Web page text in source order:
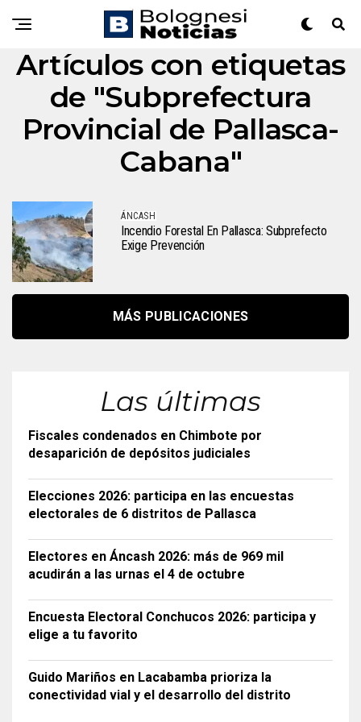
Artículos con etiquetas
de "Subprefectura
Provincial de Pallasca-
Cabana"
ÁNCASH
Incendio Forestal En Pallasca: Subprefecto
Exige Prevención
MÁS PUBLICACIONES
Las últimas
Fiscales condenados en Chimbote por
desaparición de depósitos judiciales
Elecciones 2026: participa en las encuestas
electorales de 6 distritos de Pallasca
Electores en Áncash 2026: más de 969 mil
acudirán a las urnas el 4 de octubre
Encuesta Electoral Conchucos 2026: participa y
elige a tu favorito
Guido Mariños en Lacabamba prioriza la
conectividad vial y el desarrollo del distrito